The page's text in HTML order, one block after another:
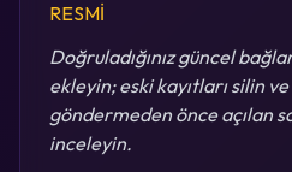
RESMİ
Doğruladığınız güncel
ekleyin; eski kayıtları silin
göndermeden önce açılan
inceleyin.